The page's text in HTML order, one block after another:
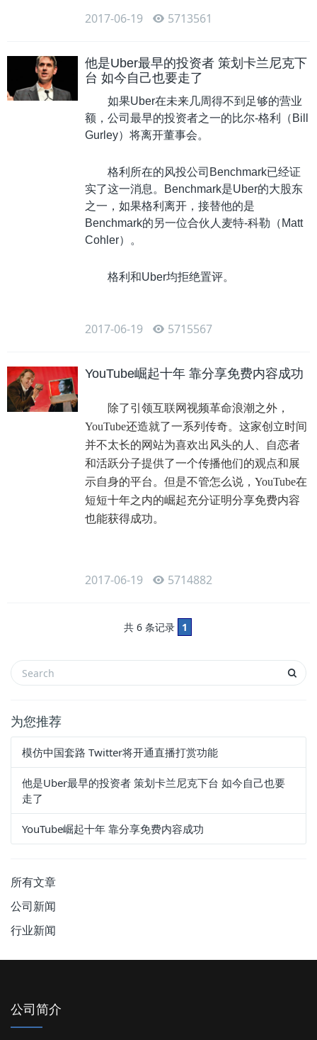
2017-06-19 5713561
他是Uber最早的投资者 策划卡兰尼克下
台 如今自己也要走了
如果Uber在未来几周得不到足够的营业
额，公司最早的投资者之一的比尔-格利（Bill
Gurley）将离开董事会。
格利所在的风投公司Benchmark已经证
实了这一消息。Benchmark是Uber的大股东
之一，如果格利离开，接替他的是
Benchmark的另一位合伙人麦特-科勒（Matt
Cohler）。
格利和Uber均拒绝置评。
2017-06-19 5715567
YouTube崛起十年 靠分享免费内容成功
除了引领互联网视频革命浪潮之外，
YouTube还造就了一系列传奇。这家创立时间
并不太长的网站为喜欢出风头的人、自恋者
和活跃分子提供了一个传播他们的观点和展
示自身的平台。但是不管怎么说，YouTube在
短短十年之内的崛起充分证明分享免费内容
也能获得成功。
2017-06-19 5714882
共 6 条记录 1
为您推荐
模仿中国套路 Twitter将开通直播打赏功能
他是Uber最早的投资者 策划卡兰尼克下台 如今自己也要
走了
YouTube崛起十年 靠分享免费内容成功
所有文章
公司新闻
行业新闻
公司简介